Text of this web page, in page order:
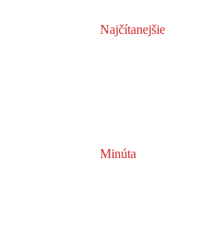
Najčítanejšie
Minúta